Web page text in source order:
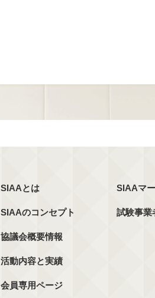
SIAAとは
SIAAのコンセプト
協議会概要情報
活動内容と実績
会員専用ページ
SIAAマ
試験事業